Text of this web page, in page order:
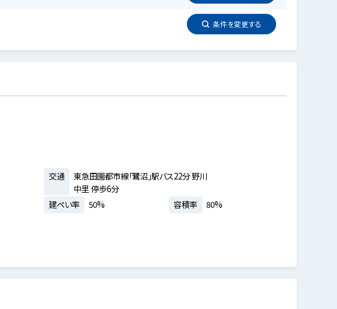
条件を変更する
交通
東急田園都市線「鷺沼」駅バス22分 野川
中里 停歩6分
建ぺい率 50% 容積率 80%